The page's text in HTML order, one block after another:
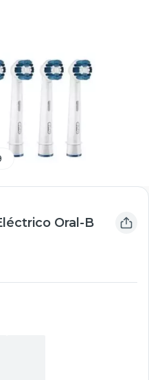
Oral-B